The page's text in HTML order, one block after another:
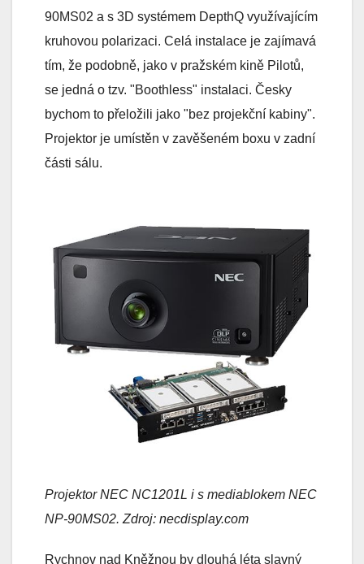
90MS02 a s 3D systémem DepthQ využívajícím
kruhovou polarizaci. Celá instalace je zajímavá
tím, že podobně, jako v pražském kině Pilotů,
se jedná o tzv. "Boothless" instalaci. Česky
bychom to přeložili jako "bez projekční kabiny".
Projektor je umístěn v zavěšeném boxu v zadní
části sálu.
Projektor NEC NC1201L i s mediablokem NEC
NP-90MS02. Zdroj: necdisplay.com
Rychnov nad Kněžnou by dlouhá léta slavný